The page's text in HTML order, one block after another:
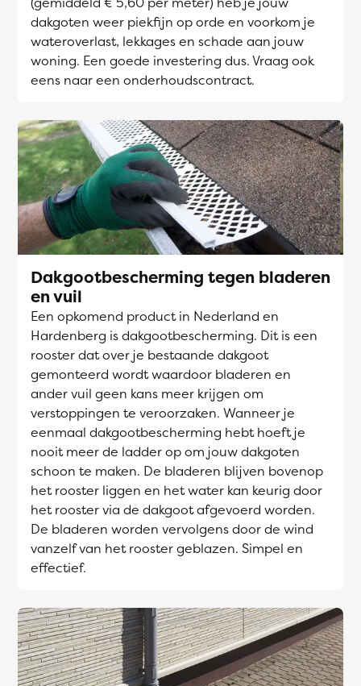
dakgoten weer piekfijn op orde en voorkom je
wateroverlast, lekkages en schade aan jouw
woning. Een goede investering dus. Vraag ook
eens naar een onderhoudscontract.
Dakgootbescherming tegen bladeren
en vuil
Een opkomend product in Nederland en
Hardenberg is dakgootbescherming. Dit is een
rooster dat over je bestaande dakgoot
gemonteerd wordt waardoor bladeren en
ander vuil geen kans meer krijgen om
verstoppingen te veroorzaken. Wanneer je
eenmaal dakgootbescherming hebt hoeft je
nooit meer de ladder op om jouw dakgoten
schoon te maken. De bladeren blijven bovenop
het rooster liggen en het water kan keurig door
het rooster via de dakgoot afgevoerd worden.
De bladeren worden vervolgens door de wind
vanzelf van het rooster geblazen. Simpel en
effectief.